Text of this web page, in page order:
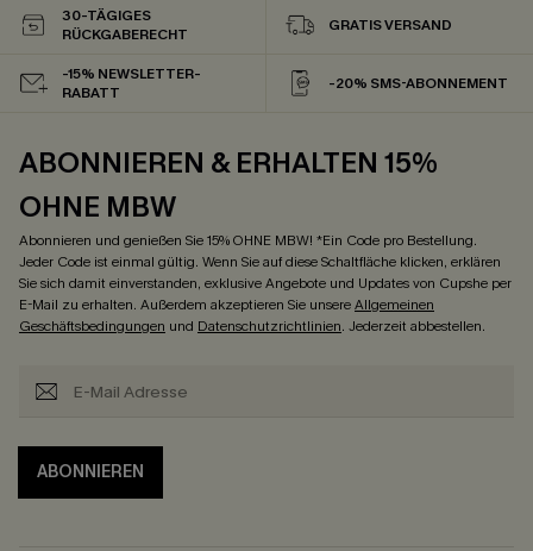
30-TÄGIGES
RÜCKGABERECHT
GRATIS VERSAND
-15% NEWSLETTER-
RABATT
-20% SMS-ABONNEMENT
ABONNIEREN & ERHALTEN 15%
OHNE MBW
Abonnieren und genießen Sie 15% OHNE MBW! *Ein Code pro Bestellung.
Jeder Code ist einmal gültig. Wenn Sie auf diese Schaltfläche klicken, erklären
Sie sich damit einverstanden, exklusive Angebote und Updates von Cupshe per
E-Mail zu erhalten. Außerdem akzeptieren Sie unsereAllgemeinen
Geschäftsbedingungen und Datenschutzrichtlinien. Jederzeit abbestellen.
ABONNIEREN